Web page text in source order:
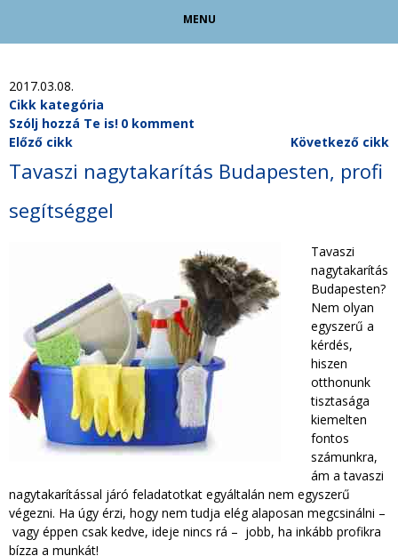
MENU
TAKARÍTÁS MAGÁNSZEMÉLYEKNEK
TAKARÍTÁS CÉGEKNEK
2017.03.08.
Cikk kategória
Szólj hozzá Te is! 0 komment
Előző cikk
Következő cikk
Tavaszi nagytakarítás Budapesten, profi
segítséggel
Tavaszi
nagytakarítás
Budapesten?
Nem olyan
egyszerű a
kérdés,
hiszen
otthonunk
tisztasága
kiemelten
fontos
számunkra,
ám a tavaszi
nagytakarítással járó feladatotkat egyáltalán nem egyszerű
végezni. Ha úgy érzi, hogy nem tudja elég alaposan megcsinálni –
vagy éppen csak kedve, ideje nincs rá – jobb, ha inkább profikra
bízza a munkát!